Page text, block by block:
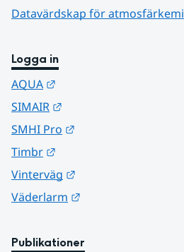
Datavärdskap för atmosfärkemi
Logga in
AQUA
SIMAIR
SMHI Pro
Timbr
Vinterväg
Väderlarm
Publikationer